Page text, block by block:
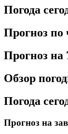
Погода
Прогноз по
Прогноз на
Обзор
Погода
Прогноз на